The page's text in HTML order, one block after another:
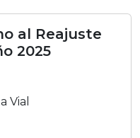
al Reajuste
2025
Vial